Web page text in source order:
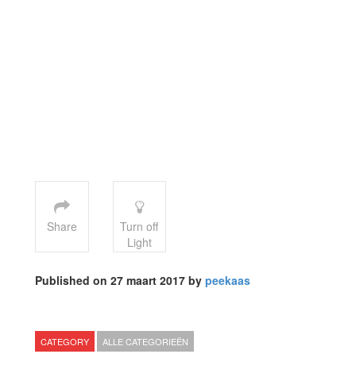
Share
Turn off
Light
Published on 27 maart 2017 by peekaas
CATEGORY ALLE CATEGORIEËN